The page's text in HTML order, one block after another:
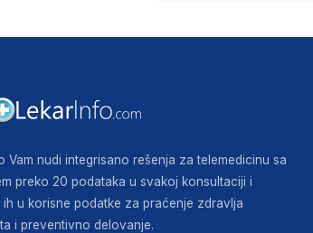
Vam nudi integrisano rešenja za telemedicinu sa
preko 20 podataka u svakoj konsultaciji i
u korisne podatke za praćenje zdravlja
i preventivno delovanje.